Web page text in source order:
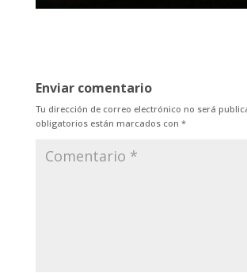
Enviar comentario
Tu dirección de correo electrónico no será
obligatorios están marcados con *